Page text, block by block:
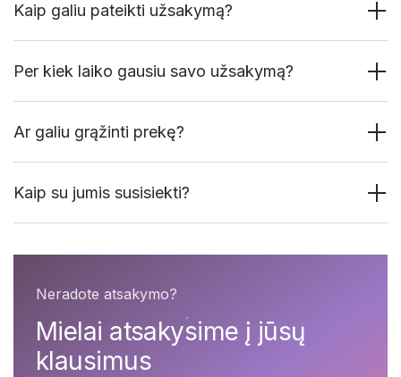
Kaip galiu pateikti užsakymą?
Per kiek laiko gausiu savo užsakymą?
Ar galiu grąžinti prekę?
Kaip su jumis susisiekti?
Neradote atsakymo?
Mielai atsakysime į jūsų
klausimus